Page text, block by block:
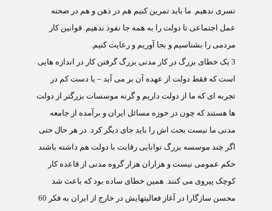
تسری ندهیم. ما باید تمرین کنیم هم در ذهن و هم در صحنه
عمل اجتماعی تا دولت را به همه جا نفوذ ندهیم. قوانین کار
مردمی را بشناسیم و بجا آوریم و رعایت کنیم.
3 یک خطای بزرگ در کار مدنی بزرگ گرفتن کار در اندازه هایی
است که فقط دولت از عهده آن بر می آید – یا دست کم در
تجربه ای که ما از دولت داریم و گرنه موسسات بزرگتر از دولت
ها هستند که چون در حوزه مسائل ایران و برآمده از جامعه
مدنی ما نیست بحث اش را باید جای دیگر کرد. در هر حال حتی
اگر چند موسسه بزرگ توانایی رقابت با دولت هم داشته باشند
حکم عمومی نیست و هزاران هزار گروه مدنی از قاعده کار
کوچک پیروی می کنند. همین خطای ساده بود که باعث شد
محسن سازگارا در آغاز فعالیتهایش در خارج از ایران به فکر 60